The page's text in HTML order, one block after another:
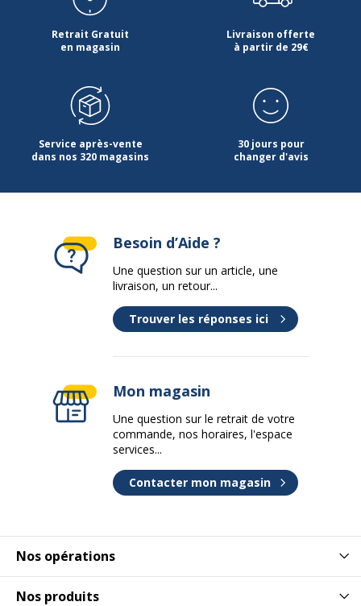
Retrait Gratuit
en magasin
Livraison offerte
à partir de 29€
Service après-vente
dans nos 320 magasins
30 jours pour
changer d'avis
Nos opérations
Nos produits
Besoin d’Aide ?
Une question sur un article, une
livraison, un retour...
Trouver les réponses ici
Mon magasin
Une question sur le retrait de votre
commande, nos horaires, l'espace
services...
Contacter mon magasin